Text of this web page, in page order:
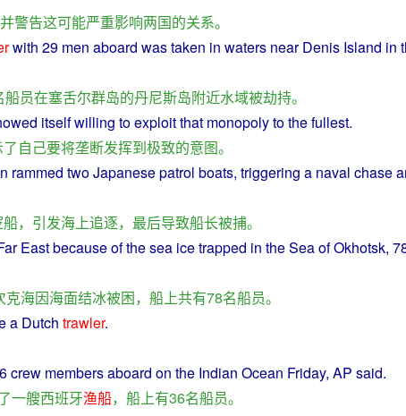
并警告这可能严重影响两国的关系。
with 29 men aboard wastaken in waters near Denis Island in
船员在塞舌尔群岛的丹尼斯岛附近水域被劫持。
itselfwilling toexploitthat monopolyto thefullest.
了自己要将垄断发挥到极致的意图。
rammed twoJapanesepatrol boats, triggering a naval chase
船， 引发海上追逐， 最后导致船长被捕。
Eastbecauseof thesea icetrapped in theSeaof Okhotsk,
克海因海面结冰被困， 船上共有78名船员。
a Dutch trawler.
crew membersaboard on the Indian Ocean Friday, AP said.
一艘西班牙渔船， 船上有36名船员。